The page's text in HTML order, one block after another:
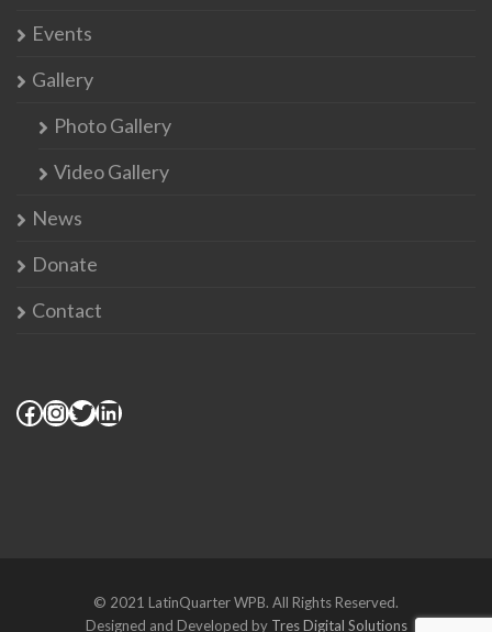
Events
Gallery
Photo Gallery
Video Gallery
News
Donate
Contact
© 2021 LatinQuarter WPB. All Rights Reserved.
Designed and Developed by Tres Digital Solutions